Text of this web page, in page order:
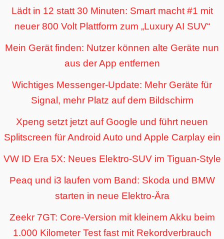
Lädt in 12 statt 30 Minuten: Smart macht #1 mit
neuer 800 Volt Plattform zum „Luxury AI SUV“
Mein Gerät finden: Nutzer können alte Geräte nun
aus der App entfernen
Wichtiges Messenger-Update: Mehr Geräte für
Signal, mehr Platz auf dem Bildschirm
Xpeng setzt jetzt auf Google und führt neuen
Splitscreen für Android Auto und Apple Carplay ein
VW ID Era 5X: Neues Elektro-SUV im Tiguan-Style
Peaq und i3 laufen vom Band: Skoda und BMW
starten in neue Elektro-Ära
Zeekr 7GT: Core-Version mit kleinem Akku beim
1.000 Kilometer Test fast mit Rekordverbrauch